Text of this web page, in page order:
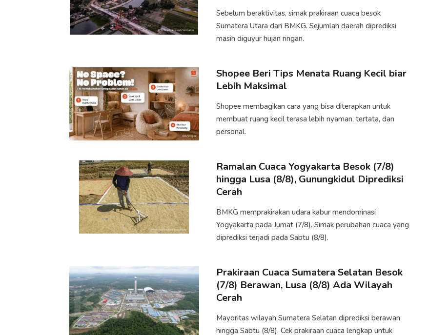
Sebelum beraktivitas, simak prakiraan cuaca besok
Sumatera Utara dari BMKG. Sejumlah daerah diprediksi
masih diguyur hujan ringan.
Shopee Beri Tips Menata Ruang Kecil biar
Lebih Maksimal
Shopee membagikan cara yang bisa diterapkan untuk
membuat ruang kecil terasa lebih nyaman, tertata, dan
personal.
Ramalan Cuaca Yogyakarta Besok (7/8)
hingga Lusa (8/8), Gunungkidul Diprediksi
Cerah
BMKG memprakirakan udara kabur mendominasi
Yogyakarta pada Jumat (7/8). Simak perubahan cuaca yang
diprediksi terjadi pada Sabtu (8/8).
Prakiraan Cuaca Sumatera Selatan Besok
(7/8) Berawan, Lusa (8/8) Ada Wilayah
Cerah
Mayoritas wilayah Sumatera Selatan diprediksi berawan
hingga Sabtu (8/8). Cek prakiraan cuaca lengkap untuk